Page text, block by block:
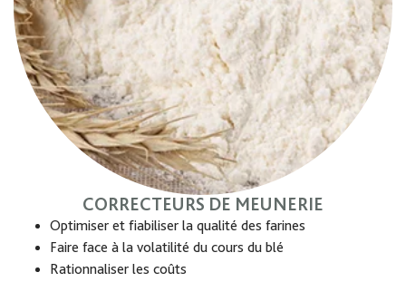
CORRECTEURS DE MEUNERIE
Optimiser et fiabiliser la qualité des farines
Faire face à la volatilité du cours du blé
Rationnaliser les coûts